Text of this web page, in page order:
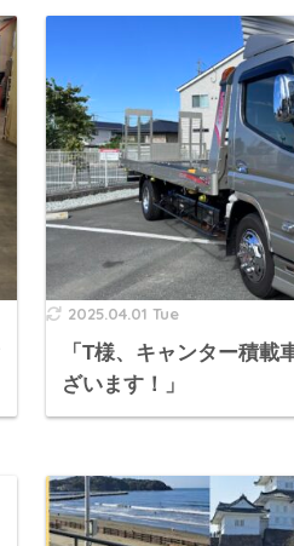
2025.04.01 Tue
「T様、キャンター積
ざいます！」